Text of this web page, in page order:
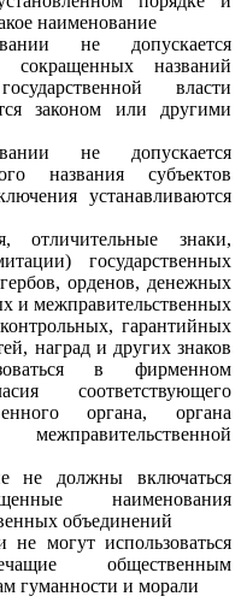
наименование
не допускается
названий
власти
законом или другими
не допускается
названия субъектов
устанавливаются
отличительные знаки,
государственных
орденов, денежных
и межправительственных
гарантийных
наград и других знаков
в фирменном
соответствующего
органа, органа
не должны включаться
наименования
объединений
могут использоваться
общественным
гуманности и морали